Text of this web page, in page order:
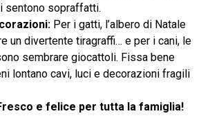
sentono sopraffatti.
Per i gatti, l’albero di Natale
un divertente tiragraffi… e per i cani, le
sembrare giocattoli. Fissa bene
lontano cavi, luci e decorazioni fragili
e felice per tutta la famiglia!